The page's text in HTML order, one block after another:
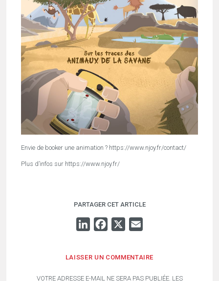
Envie de booker une animation ? https://www.njoy.fr/contact/
Plus d’infos sur https://www.njoy.fr/
PARTAGER CET ARTICLE
LINKEDINFACEBOOK
LAISSER UN COMMENTAIRE
VOTRE ADRESSE E-MAIL NE SERA PAS PUBLIÉE. LES